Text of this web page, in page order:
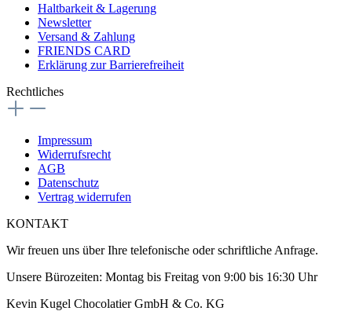
Haltbarkeit & Lagerung
Newsletter
Versand & Zahlung
FRIENDS CARD
Erklärung zur Barrierefreiheit
Rechtliches
Impressum
Widerrufsrecht
AGB
Datenschutz
Vertrag widerrufen
KONTAKT
Wir freuen uns über Ihre telefonische oder schriftliche Anfrage.
Unsere Bürozeiten: Montag bis Freitag von 9:00 bis 16:30 Uhr
Kevin Kugel Chocolatier GmbH & Co. KG